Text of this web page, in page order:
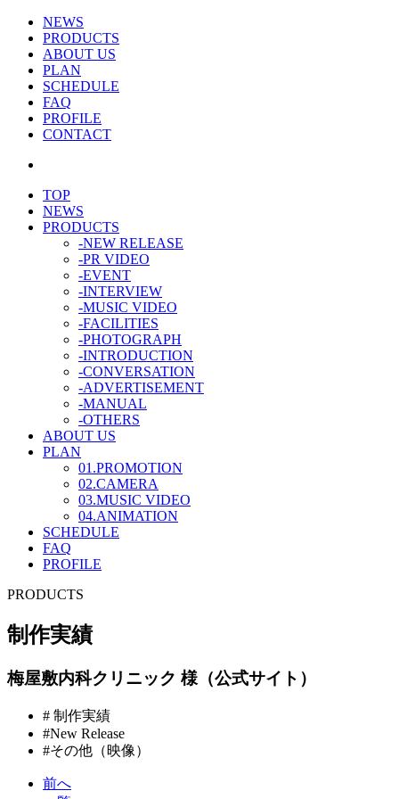
NEWS
PRODUCTS
ABOUT US
PLAN
SCHEDULE
FAQ
PROFILE
CONTACT
TOP
NEWS
PRODUCTS
-NEW RELEASE
-PR VIDEO
-EVENT
-INTERVIEW
-MUSIC VIDEO
-FACILITIES
-PHOTOGRAPH
-INTRODUCTION
-CONVERSATION
-ADVERTISEMENT
-MANUAL
-OTHERS
ABOUT US
PLAN
01.PROMOTION
02.CAMERA
03.MUSIC VIDEO
04.ANIMATION
SCHEDULE
FAQ
PROFILE
PRODUCTS
制作実績
梅屋敷内科クリニック 様（公式サイト）
# 制作実績
#New Release
#その他（映像）
前へ